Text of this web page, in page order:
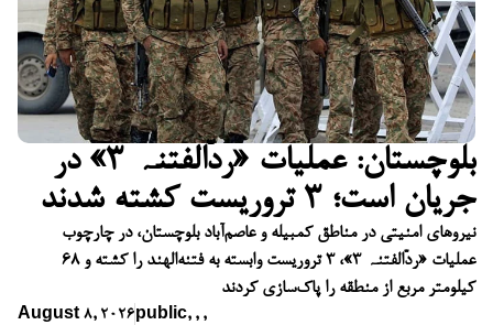
بلوچستان: عملیات «ردّالفتنہ ۳» در
جریان است؛ ۳ تروریست کشته شدند
نیروهای امنیتی در مناطق کمبیله و عاصم‌آباد بلوچستان، در چارچوب
عملیات «ردّالفتنہ ۳»، ۳ تروریست وابسته به فتنه‌الهند را کشته و ۶۸
کیلومتر مربع از منطقه را پاک‌سازی کردند
August 8, 2026 public, , ,